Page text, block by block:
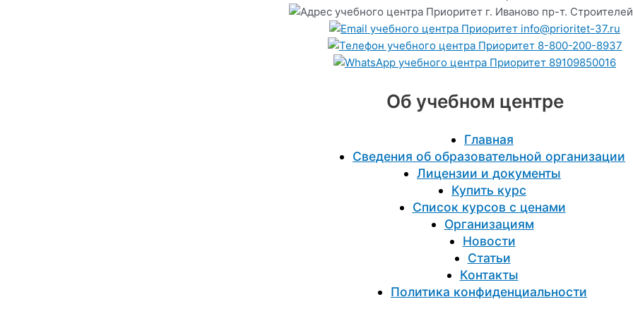
г. Иваново пр-т. Строителей
info@prioritet-37.ru
8-800-200-8937
89109850016
Об учебном центре
Главная
Сведения об образовательной организации
Лицензии и документы
Купить курс
Список курсов с ценами
Организациям
Новости
Статьи
Контакты
Политика конфиденциальности